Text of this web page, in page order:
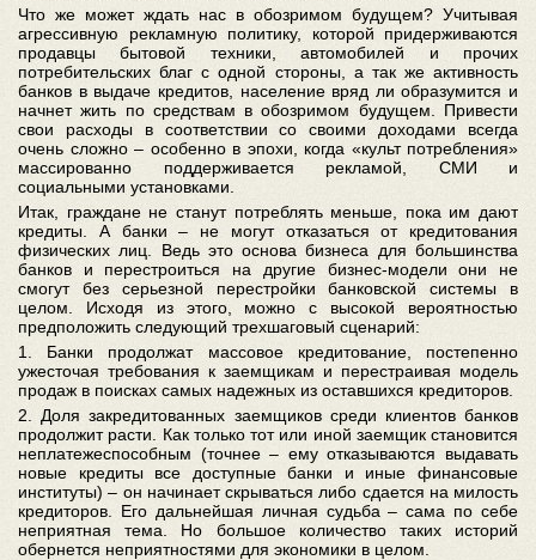
Что же может ждать нас в обозримом будущем? Учитывая
агрессивную рекламную политику, которой придерживаются
продавцы бытовой техники, автомобилей и прочих
потребительских благ с одной стороны, а так же активность
банков в выдаче кредитов, население вряд ли образумится и
начнет жить по средствам в обозримом будущем. Привести
свои расходы в соответствии со своими доходами всегда
очень сложно – особенно в эпохи, когда «культ потребления»
массированно поддерживается рекламой, СМИ и
социальными установками.
Итак, граждане не станут потреблять меньше, пока им дают
кредиты. А банки – не могут отказаться от кредитования
физических лиц. Ведь это основа бизнеса для большинства
банков и перестроиться на другие бизнес-модели они не
смогут без серьезной перестройки банковской системы в
целом. Исходя из этого, можно с высокой вероятностью
предположить следующий трехшаговый сценарий:
1. Банки продолжат массовое кредитование, постепенно
ужесточая требования к заемщикам и перестраивая модель
продаж в поисках самых надежных из оставшихся кредиторов.
2. Доля закредитованных заемщиков среди клиентов банков
продолжит расти. Как только тот или иной заемщик становится
неплатежеспособным (точнее – ему отказываются выдавать
новые кредиты все доступные банки и иные финансовые
институты) – он начинает скрываться либо сдается на милость
кредиторов. Его дальнейшая личная судьба – сама по себе
неприятная тема. Но большое количество таких историй
обернется неприятностями для экономики в целом.